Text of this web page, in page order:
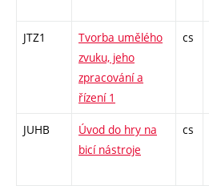
JTZ1
Tvorba umělého
zvuku, jeho
zpracování a
řízení 1
cs
JUHB
Úvod do hry na
bicí nástroje
cs